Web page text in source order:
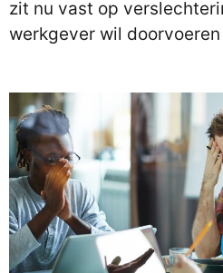
zit nu vast op
werkgever wil